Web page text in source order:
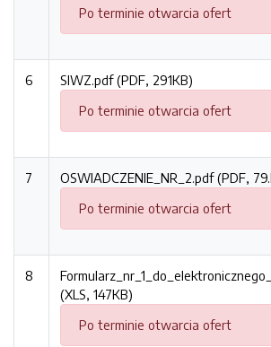
Po terminie otwarcia ofert
6
SIWZ.pdf (PDF, 291KB)
Po terminie otwarcia ofert
7
OSWIADCZENIE_NR_2.pdf (PDF,
Po terminie otwarcia ofert
8
(XLS, 147KB)
Po terminie otwarcia ofert